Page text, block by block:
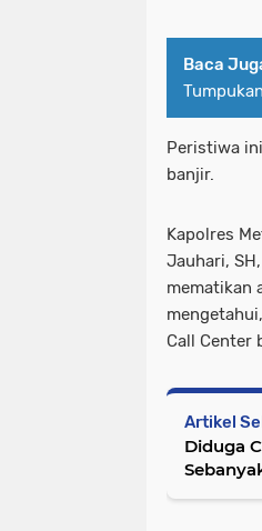
Baca
Peristiwa
banjir.
Kapolres
Jauhari,
mematikan
Call Center
Artikel
Diduga CV